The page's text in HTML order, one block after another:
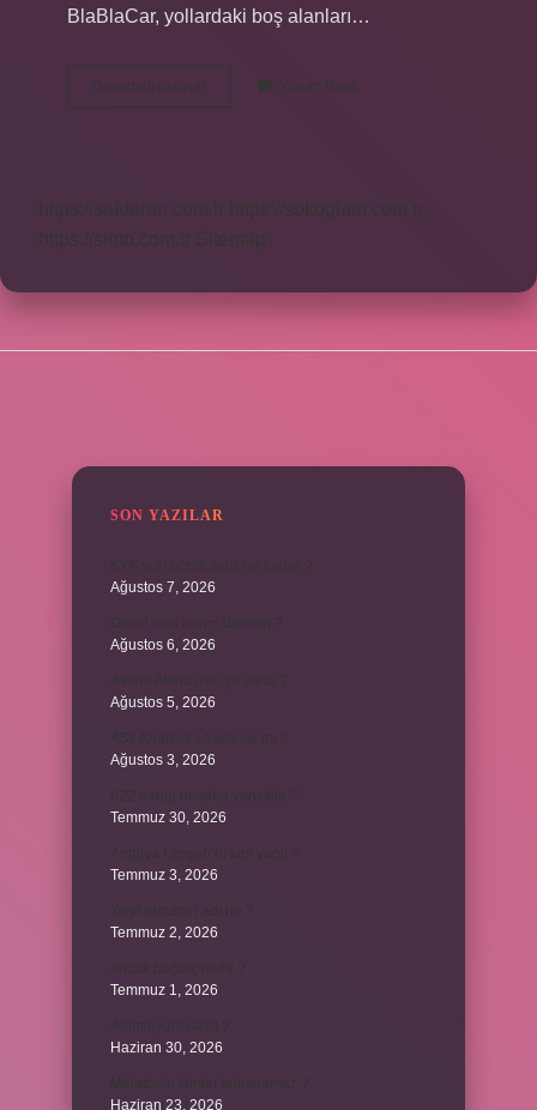
BlaBlaCar, yollardaki boş alanları…
Devamını okuyun
Ne
Yorum Bırak
https://safderun.com.tr
https://sokoglam.com.tr
https://sinto.com.tr Sitemap
SON YAZILAR
Ağustos 7, 2026
Ağustos 6, 2026
Ağustos 5, 2026
Ağustos 3, 2026
Temmuz 30, 2026
Temmuz 3, 2026
Temmuz 2, 2026
Temmuz 1, 2026
Haziran 30, 2026
Haziran 23, 2026